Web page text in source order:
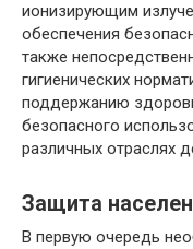
ионизирующим
обеспечения
также
гигиенических
поддержанию
безопасного
различных отраслях
Защита
В первую очередь